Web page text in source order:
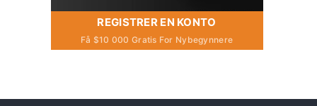
REGISTRER EN KONTO
Få $10 000 Gratis For Nybegynnere